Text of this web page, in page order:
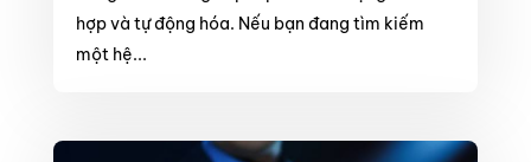
hợp và tự động hóa. Nếu bạn đang tìm kiếm
một hệ...